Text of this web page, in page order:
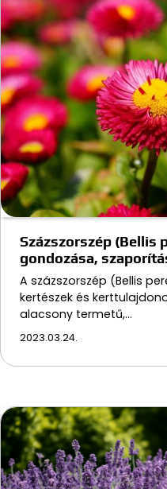
Százszorszép (Bellis
gondozása,
A százszorszép (Bellis
kertészek és
alacsony termetű,…
2023.03.24.